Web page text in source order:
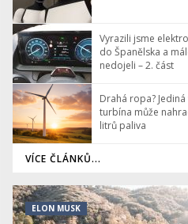
Vyrazili jsme
do Španělska a
nedojeli – 2. část
Drahá ropa?
turbína může
litrů paliva
VÍCE ČLÁNKŮ...
ELON MUSK